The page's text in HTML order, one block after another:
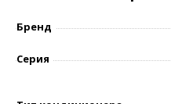
Бренд
Серия